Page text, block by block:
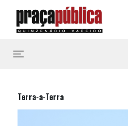
Toggle navigation
Terra-a-Terra